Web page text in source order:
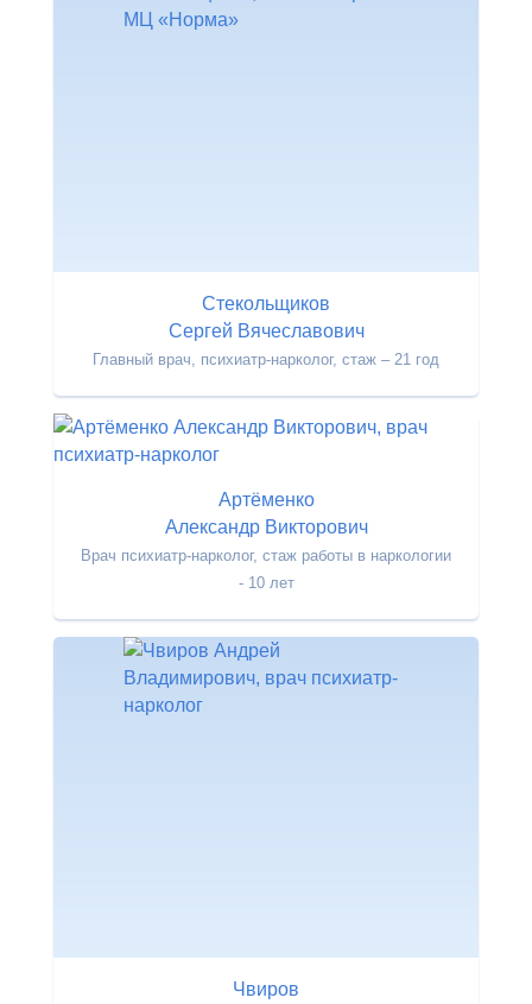
Стекольщиков
Сергей Вячеславович
Главный врач, психиатр-нарколог, стаж – 21 год
Артёменко
Александр Викторович
Врач психиатр-нарколог, стаж работы в наркологии
- 10 лет
Чвиров